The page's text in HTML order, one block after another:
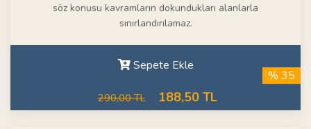
söz konusu kavramların dokundukları alanlarla
sınırlandırılamaz.
Sepete Ekle
290,00 TL 188,50 TL
% 35